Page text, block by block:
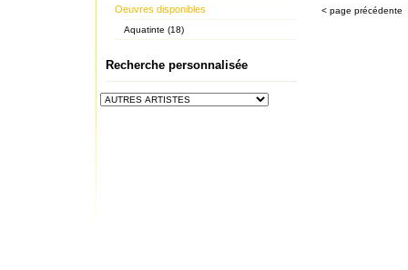
Oeuvres disponibles
Aquatinte (18)
Recherche personnalisée
< page précédente